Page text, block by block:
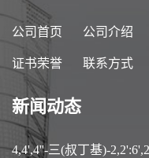
公司首页 公司介绍
证书荣誉 联系方式
新闻动态
4,4',4''-三(叔丁基)-